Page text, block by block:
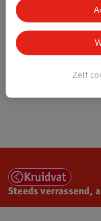
Steeds verrassend,
Zelf